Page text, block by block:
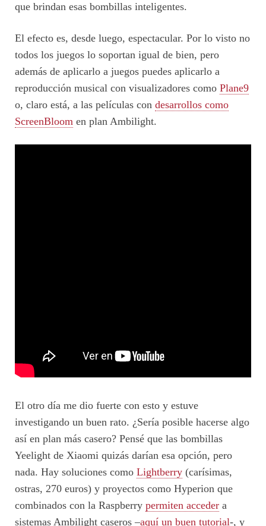
que brindan esas bombillas inteligentes.
El efecto es, desde luego, espectacular. Por lo visto no
todos los juegos lo soportan igual de bien, pero
además de aplicarlo a juegos puedes aplicarlo a
reproducción musical con visualizadores como Plane9
o, claro está, a las películas con desarrollos como
ScreenBloom en plan Ambilight.
El otro día me dio fuerte con esto y estuve
investigando un buen rato. ¿Sería posible hacerse algo
así en plan más casero? Pensé que las bombillas
Yeelight de Xiaomi quizás darían esa opción, pero
nada. Hay soluciones como Lightberry (carísimas,
ostras, 270 euros) y proyectos como Hyperion que
combinados con la Raspberry permiten acceder a
sistemas Ambilight caseros –aquí un buen tutorial-, y